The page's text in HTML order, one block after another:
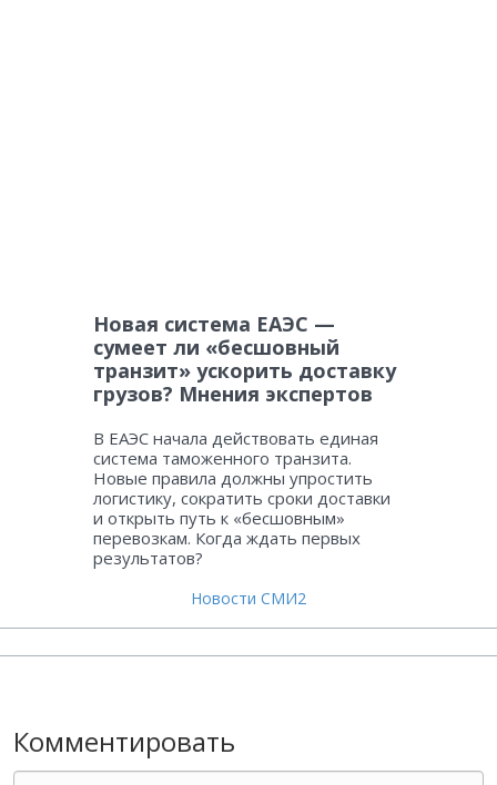
Новая система ЕАЭС —
сумеет ли «бесшовный
транзит» ускорить доставку
грузов? Мнения экспертов
В ЕАЭС начала действовать единая
система таможенного транзита.
Новые правила должны упростить
логистику, сократить сроки доставки
и открыть путь к «бесшовным»
перевозкам. Когда ждать первых
результатов?
Новости СМИ2
Комментировать